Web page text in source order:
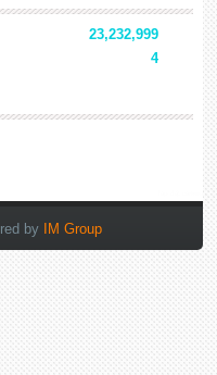
23,232,999
4
by IM Group